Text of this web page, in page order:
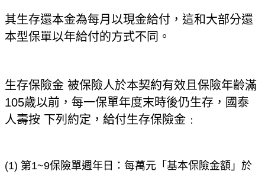
其生存還本金為每月以現金給付，這和大部分還
本型保單以年給付的方式不同。
生存保險金 被保險人於本契約有效且保險年齡滿
105歳以前，每一保單年度末時後仍生存，國泰
人壽按 下列約定，給付生存保險金﹕
(1) 第1~9保險單週年日：每萬元「基本保險金額」於